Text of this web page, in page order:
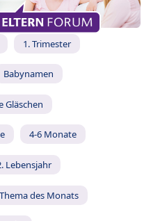
1. Trimester
Babynamen
Gläschen
4-6 Monate
Lebensjahr
Thema des Monats